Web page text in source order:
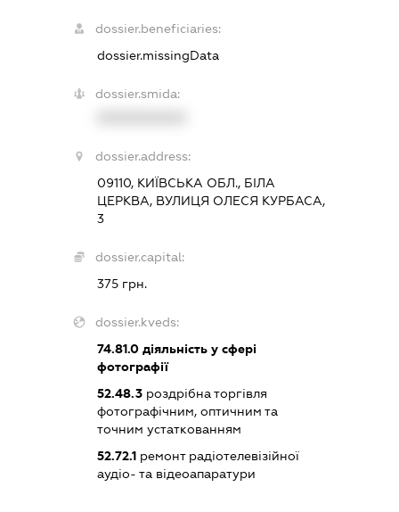
dossier.beneficiaries:
dossier.missingData
dossier.smida:
dossier.address:
09110, КИЇВСЬКА ОБЛ., БІЛА
ЦЕРКВА, ВУЛИЦЯ ОЛЕСЯ КУРБАСА,
3
dossier.capital:
375 грн.
dossier.kveds:
74.81.0 діяльність у сфері
фотографії
52.48.3 роздрібна торгівля
фотографічним, оптичним та
точним устаткованням
52.72.1 ремонт радіотелевізійної
аудіо- та відеоапаратури